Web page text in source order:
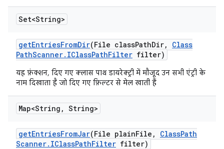
Set<String>
getEntriesFromDir(File classPathDir,
Class
PathScanner. IClassPathFilter filter)
यह फ़ंक्शन, दिए गए क्लास पाथ डायरेक्ट्री में मौजूद उन सभी एंट्री के
नाम दिखाता है जो दिए गए फ़िल्टर से मेल खाती हैं
Map<String , String>
getEntriesFromJar(File plainFile , ClassPath
Scanner. IClassPathFilter filter)